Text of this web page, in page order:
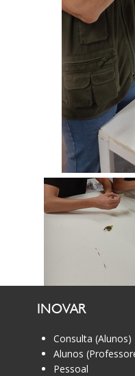
INOVAR
Consulta (Alunos)
Alunos
Pessoal